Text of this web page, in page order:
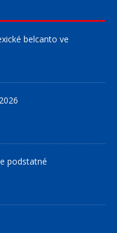
belcanto ve
podstatné